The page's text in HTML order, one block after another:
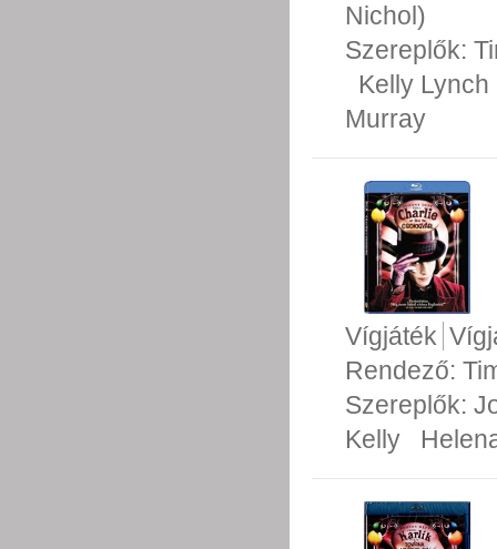
Nichol)
Szereplők:
Kelly Lynch
Murray
Vígjáték
Rendező:
Szereplők:
Kelly